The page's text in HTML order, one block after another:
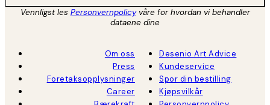
Vennligst les Personvernpolicyvåre for hvordan vi behandler
dataene dine
Om oss
Press
Foretaksopplysninger
Career
Desenio Art Advice
Kundeservice
Spor din bestilling
Kjøpsvilkår